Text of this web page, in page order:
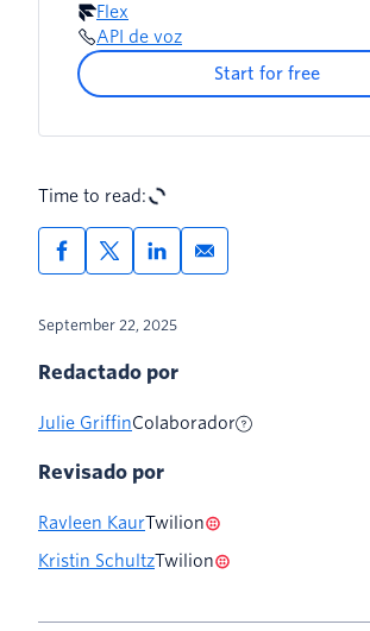
¿Por qué no se actualizaron los
sistemas de autoservicio?
Flex
API de voz
Start for free
Time to read:
September 22, 2025
Redactado por
Julie GriffinColaborador
Revisado por
Ravleen KaurTwilion
Kristin SchultzTwilion